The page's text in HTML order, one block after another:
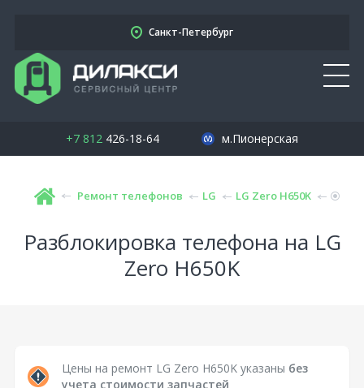
Санкт-Петербург
+7 812426-18-64 м.Пионерская
Ремонт телефонов LG LG Zero H650K
Разблокировка телефона на LG
Zero H650K
Цены на ремонт LG Zero H650K указаны без
учета стоимости запчастей